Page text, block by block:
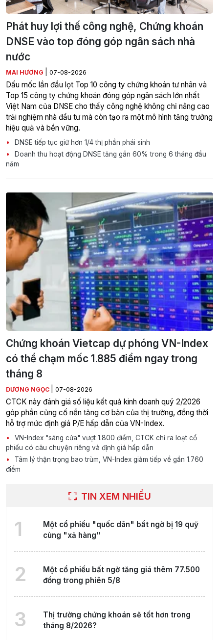
Phát huy lợi thế công nghệ, Chứng khoán
DNSE vào top đóng góp ngân sách nhà
nước
MAI HƯƠNG 07-08-2026
Dấu mốc lần đầu lọt Top 10 công ty chứng khoán tư nhân và
Top 15 công ty chứng khoán đóng góp ngân sách lớn nhất
Việt Nam của DNSE cho thấy công nghệ không chỉ nâng cao
trải nghiệm nhà đầu tư mà còn tạo ra một mô hình tăng trưởng
hiệu quả và bền vững.
DNSE tiếp tục giữ hơn 1/4 thị phần phái sinh
Doanh thu hoạt động DNSE tăng gần 60% trong 6 tháng đầu
năm
Chứng khoán Vietcap dự phóng VN-Index
có thể chạm mốc 1.885 điểm ngay trong
tháng 8
DƯƠNG NGỌC 07-08-2026
CTCK này đánh giá số liệu kết quả kinh doanh quý 2/2026
góp phần củng cố nền tảng cơ bản của thị trường, đồng thời
hỗ trợ mức định giá P/E hấp dẫn của VN-Index.
VN-Index "sáng cửa" vượt 1.800 điểm, CTCK chỉ ra loạt cổ
phiếu có câu chuyện riêng và định giá hấp dẫn
Tâm lý thận trọng bao trùm, VN-Index giảm tiếp về gần 1.760
điểm
TIN XEM NHIỀU
1
Một cổ phiếu "quốc dân" bất ngờ bị 19 quỹ
cùng "xả hàng"
2
Một cổ phiếu bất ngờ tăng giá thêm 77.500
đồng trong phiên 5/8
3
Thị trường chứng khoán sẽ tốt hơn trong
tháng 8/2026?